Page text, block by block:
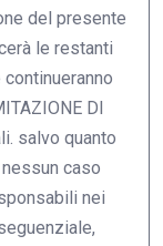
del presente
le restanti
DI
salvo quanto
caso
nei